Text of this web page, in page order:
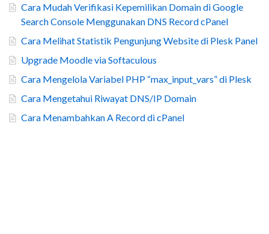
Cara Mudah Verifikasi Kepemilikan Domain di Google
Search Console Menggunakan DNS Record cPanel
Cara Melihat Statistik Pengunjung Website di Plesk Panel
Upgrade Moodle via Softaculous
Cara Mengelola Variabel PHP “max_input_vars” di Plesk
Cara Mengetahui Riwayat DNS/IP Domain
Cara Menambahkan A Record di cPanel